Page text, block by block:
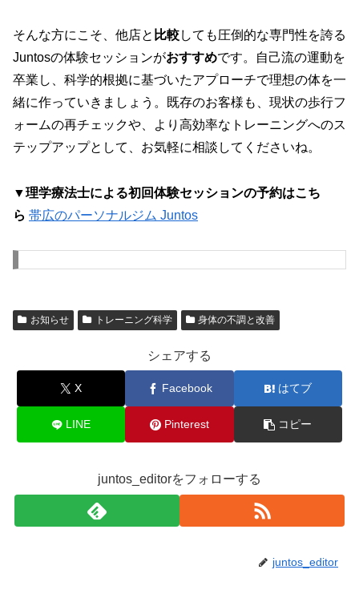
そんな方にこそ、他店と 比較しても圧倒的な専門性を誇る
Juntosの体験セッションがおすすめです。自己流の運動を
卒業し、科学的根拠に基づいたアプローチで理想の体を一
緒に作っていきましょう。既存のお客様も、現状の歩行フ
ォームの再チェックや、より高効率なトレーニングへのス
テップアップとして、お気軽に相談してくださいね。
▼理学療法士による初回体験セッションの予約はこち
ら 帯広のパーソナルジム Juntos
お知らせ トレーニング科学 身体の不調と改善
シェアする
X Facebook はてブ
LINE Pinterest コピー
juntos_editorをフォローする
juntos_editor